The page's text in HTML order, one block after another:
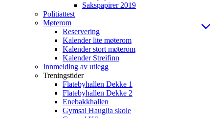
Sakspapirer 2019
Politiattest
Møterom
Reservering
Kalender lite møterom
Kalender stort møterom
Kalender Streifinn
Innmelding av utlegg
Treningstider
Flatebyhallen Dekke 1
Flatebyhallen Dekke 2
Enebakkhallen
Gymsal Hauglia skole